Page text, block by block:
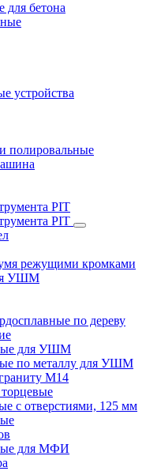
для бетона
устройства
PIT
PIT
режущими кромками
УШМ
по дереву
для УШМ
по металлу для УШМ
M14
с отверстиями, 125 мм
для МФИ